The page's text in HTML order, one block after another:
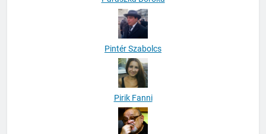
Pintér Szabolcs
Pirik Fanni